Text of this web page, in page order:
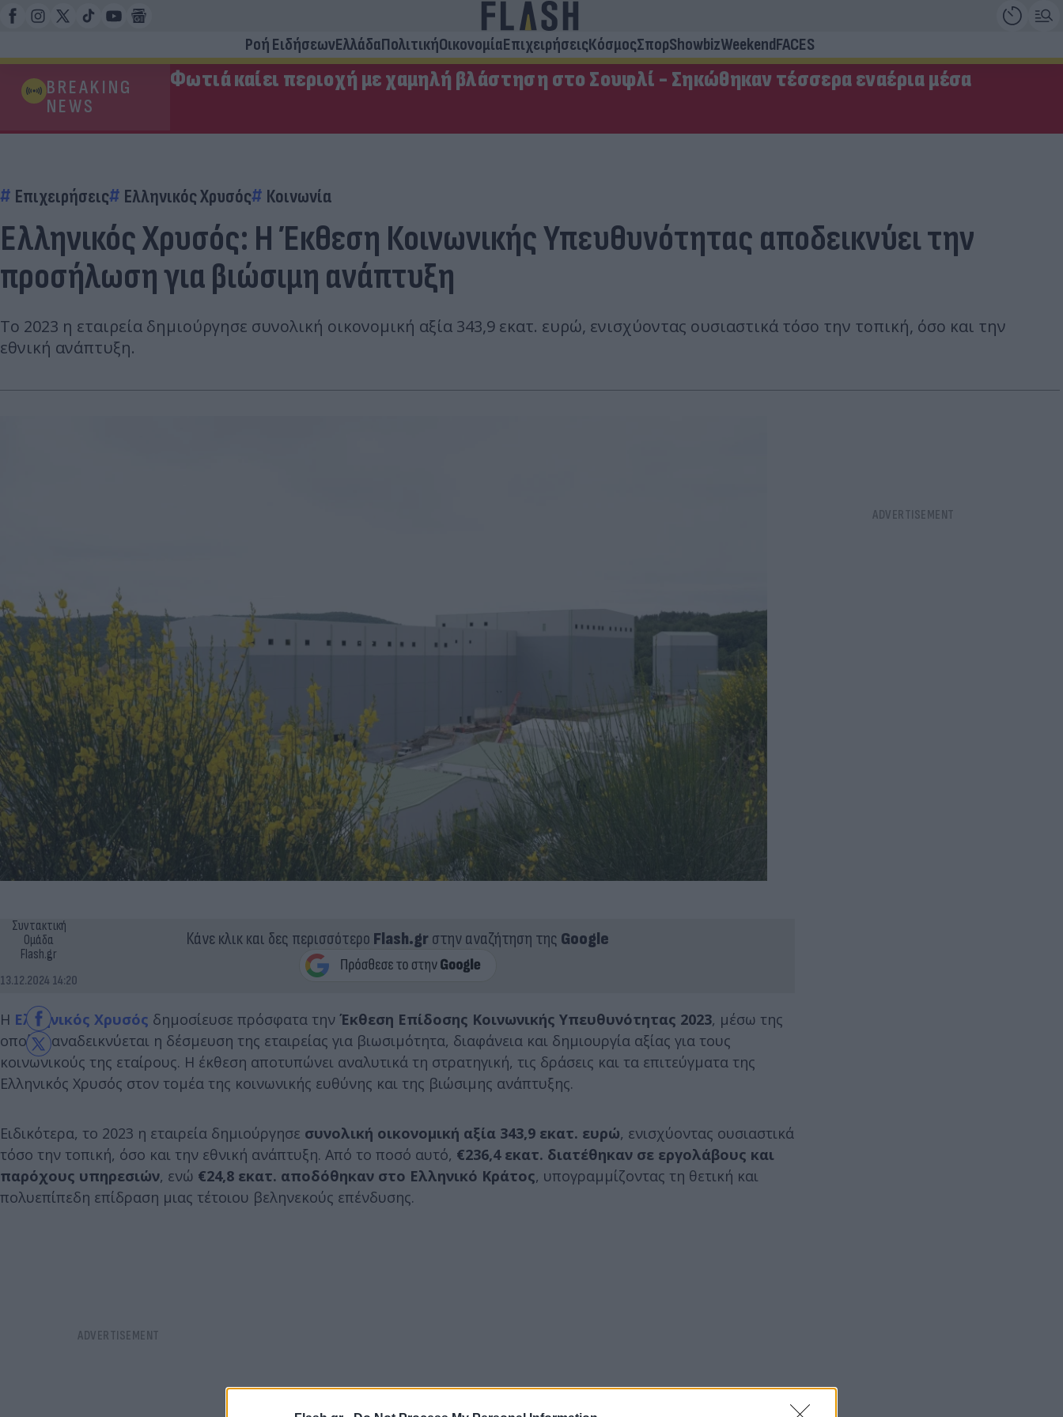
Ροή ΕιδήσεωνΕλλάδαΠολιτικήΟικονομίαΕπιχειρήσειςΚόσμοςΣπορShowbizWeekendFACES
BREAKING
NEWS
Φωτιά καίει περιοχή με χαμηλή βλάστηση στο Σουφλί - Σηκώθηκαν τέσσερα εναέρια μέσα
Επιχειρήσεις Ελληνικός Χρυσός Κοινωνία
Ελληνικός Χρυσός: Η Έκθεση Κοινωνικής Υπευθυνότητας αποδεικνύει την
προσήλωση για βιώσιμη ανάπτυξη
Tο 2023 η εταιρεία δημιούργησε συνολική οικονομική αξία 343,9 εκατ. ευρώ, ενισχύοντας ουσιαστικά τόσο την τοπική, όσο και την
εθνική ανάπτυξη.
Συντακτική
Ομάδα
Flash.gr
13.12.2024 14:20
Κάνε κλικ και δες περισσότερο Flash.grστην αναζήτηση της Google
Η Ελληνικός Χρυσός δημοσίευσε πρόσφατα την Έκθεση Επίδοσης Κοινωνικής Υπευθυνότητας 2023, μέσω της
οποίας αναδεικνύεται η δέσμευση της εταιρείας για βιωσιμότητα, διαφάνεια και δημιουργία αξίας για τους
κοινωνικούς της εταίρους. Η έκθεση αποτυπώνει αναλυτικά τη στρατηγική, τις δράσεις και τα επιτεύγματα της
Ελληνικός Χρυσός στον τομέα της κοινωνικής ευθύνης και της βιώσιμης ανάπτυξης.
Ειδικότερα, το 2023 η εταιρεία δημιούργησε συνολική οικονομική αξία 343,9 εκατ. ευρώ, ενισχύοντας ουσιαστικά
τόσο την τοπική, όσο και την εθνική ανάπτυξη. Από το ποσό αυτό, €236,4 εκατ. διατέθηκαν σε εργολάβους και
παρόχους υπηρεσιών, ενώ €24,8 εκατ. αποδόθηκαν στο Ελληνικό Κράτος, υπογραμμίζοντας τη θετική και
πολυεπίπεδη επίδραση μιας τέτοιου βεληνεκούς επένδυσης.